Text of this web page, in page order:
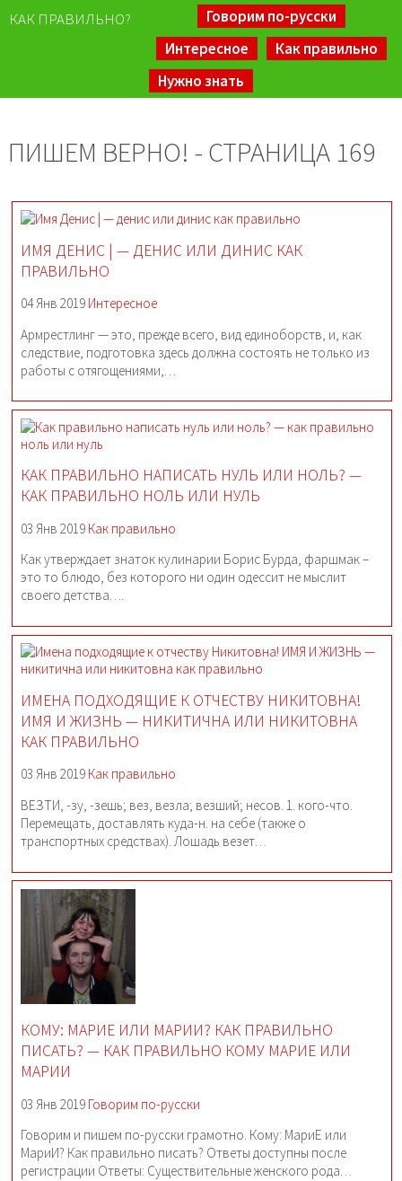
КАК ПРАВИЛЬНО?
Говорим по-русски
Интересное
Как правильно
Нужно знать
ПИШЕМ ВЕРНО! - СТРАНИЦА 169
ИМЯ ДЕНИС | — ДЕНИС ИЛИ ДИНИС КАК
ПРАВИЛЬНО
04 Янв 2019 Интересное
Армрестлинг — это, прежде всего, вид единоборств, и, как
следствие, подготовка здесь должна состоять не только из
работы с отягощениями,…
КАК ПРАВИЛЬНО НАПИСАТЬ НУЛЬ ИЛИ НОЛЬ? —
КАК ПРАВИЛЬНО НОЛЬ ИЛИ НУЛЬ
03 Янв 2019 Как правильно
Как утверждает знаток кулинарии Борис Бурда, фаршмак –
это то блюдо, без которого ни один одессит не мыслит
своего детства….
ИМЕНА ПОДХОДЯЩИЕ К ОТЧЕСТВУ НИКИТОВНА!
ИМЯ И ЖИЗНЬ — НИКИТИЧНА ИЛИ НИКИТОВНА
КАК ПРАВИЛЬНО
03 Янв 2019 Как правильно
ВЕЗТИ, -зу, -зешь; вез, везла; везший; несов. 1. кого-что.
Перемещать, доставлять куда-н. на себе (также о
транспортных средствах). Лошадь везет…
КОМУ: МАРИЕ ИЛИ МАРИИ? КАК ПРАВИЛЬНО
ПИСАТЬ? — КАК ПРАВИЛЬНО КОМУ МАРИЕ ИЛИ
МАРИИ
03 Янв 2019 Говорим по-русски
Говорим и пишем по-русски грамотно. Кому: МариЕ или
МариИ? Как правильно писать? Ответы доступны после
регистрации Ответы: Существительные женского рода…